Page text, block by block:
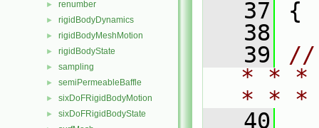
► renumber
► rigidBodyDynamics
► rigidBodyMeshMotion
► rigidBodyState
► sampling
► semiPermeableBaffle
► sixDoFRigidBodyMotion
► sixDoFRigidBodyState
   37
{
   38
   39
//
* * *
* *
   40